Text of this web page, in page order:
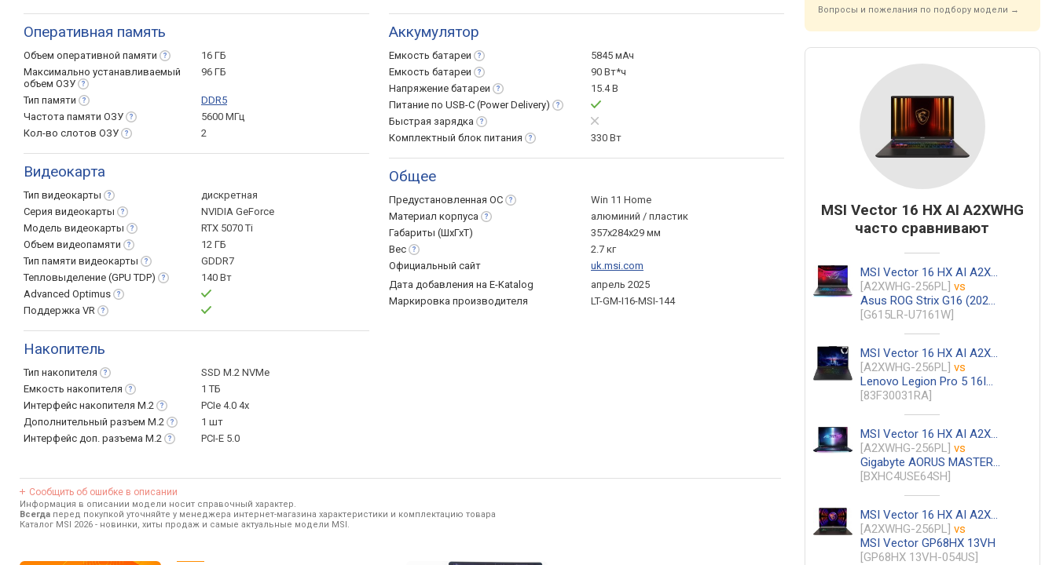
Оперативная память
Объем оперативной памяти
16 ГБ
Максимально устанавливаемый
объем ОЗУ
96 ГБ
Тип памяти
DDR5
Частота памяти ОЗУ
5600 МГц
Кол-во слотов ОЗУ 2
Видеокарта
Тип видеокарты
дискретная
Серия видеокарты
NVIDIA GeForce
Модель видеокарты
RTX 5070 Ti
Объем видеопамяти
12 ГБ
Тип памяти видеокарты
GDDR7
Тепловыделение (GPUTDP)
140 Вт
Advanced Optimus
Поддержка VR
Накопитель
Тип накопителя
SSD M.2 NVMe
Емкость накопителя
1 ТБ
Интерфейс накопителя M.2
PCIe 4.0 4x
Дополнительный разъем M.2
1 шт
Интерфейс доп. разъема M.2 PCI-E 5.0
Аккумулятор
Емкость батареи
5845 мАч
Емкость батареи
90 Вт*ч
Напряжение батареи
15.4 В
Питание по USB-C (PowerDelivery)
Быстрая зарядка
Комплектный блок питания 330 Вт
Общее
Предустановленная ОС
Win 11 Home
Материал корпуса
алюминий / пластик
Габариты (ШхГхТ)
357x284x29 мм
Вес
2.7 кг
Официальный сайт
uk.msi.com
Дата добавления на E-Katalog
апрель 2025
Маркировка производителя
LT-GM-I16-MSI-144
Сообщить об ошибке в описании
Информация в описании модели носит справочный характер.
Всегда перед покупкой уточняйте у менеджера интернет-магазина характеристики и комплектацию товара
Каталог MSI 2026 - новинки, хиты продаж и самые актуальные модели MSI.
Вопросы и пожелания по подбору модели →
MSI Vector 16 HX AI A2XWHG
часто сравнивают
MSI Vector 16 HX AI A2XWHG
[A2XWHG-256PL] vs
Asus ROG Strix G16 (2025) G615LR
[G615LR-U7161W]
MSI Vector 16 HX AI A2XWHG
[A2XWHG-256PL] vs
Lenovo Legion Pro 5 16IAX10
[83F30031RA]
MSI Vector 16 HX AI A2XWHG
[A2XWHG-256PL] vs
Gigabyte AORUS MASTER 16 BXH
[BXHC4USE64SH]
MSI Vector 16 HX AI A2XWHG
[A2XWHG-256PL] vs
MSI Vector GP68HX 13VH
[GP68HX 13VH-054US]